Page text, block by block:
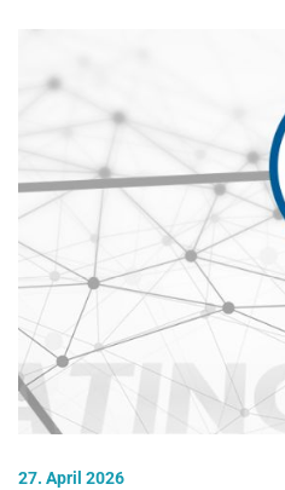
27. April 2026